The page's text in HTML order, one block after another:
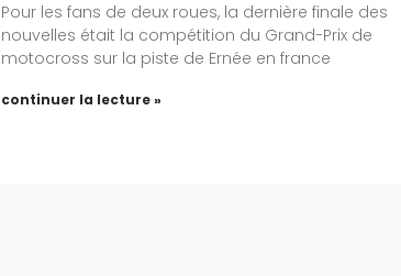
Pour les fans de deux roues, la dernière finale des
nouvelles était la compétition du Grand-Prix de
motocross sur la piste de Ernée en france
continuer la lecture »